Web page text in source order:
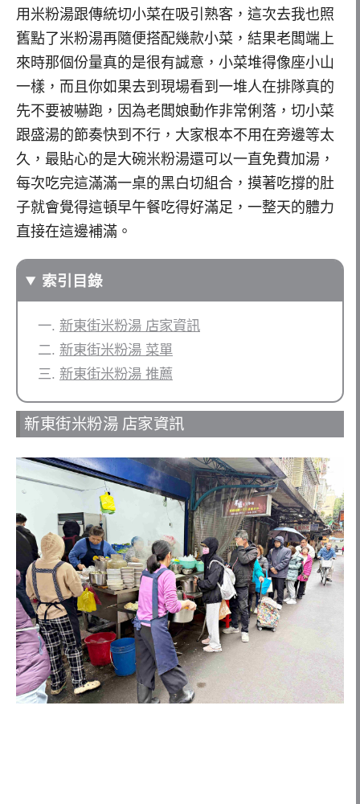
用米粉湯跟傳統切小菜在吸引熟客，這次去我也照
舊點了米粉湯再隨便搭配幾款小菜，結果老闆端上
來時那個份量真的是很有誠意，小菜堆得像座小山
一樣，而且你如果去到現場看到一堆人在排隊真的
先不要被嚇跑，因為老闆娘動作非常俐落，切小菜
跟盛湯的節奏快到不行，大家根本不用在旁邊等太
久，最貼心的是大碗米粉湯還可以一直免費加湯，
每次吃完這滿滿一桌的黑白切組合，摸著吃撐的肚
子就會覺得這頓早午餐吃得好滿足，一整天的體力
直接在這邊補滿。
索引目錄
新東街米粉湯 店家資訊
新東街米粉湯 菜單
新東街米粉湯 推薦
新東街米粉湯 店家資訊